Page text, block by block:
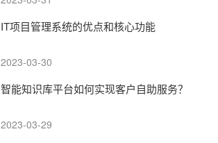
IT项目管理系统的优点和核心功能
2023-03-30
智能知识库平台如何实现客户自助服务？
2023-03-29